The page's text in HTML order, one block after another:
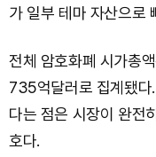
가 일부 테마 자산으로
전체 암호화폐 시가총
735억달러로 집계됐다
다는 점은 시장이 완전
호다.